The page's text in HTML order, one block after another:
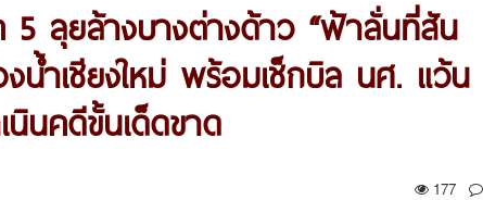
5 ลุยล้างบางต่างด้าว “ฟ้าลั่นที่สัน
น้ำเชียงใหม่ พร้อมเช็กบิล นศ. แว้น
นินคดีขั้นเด็ดขาด
177